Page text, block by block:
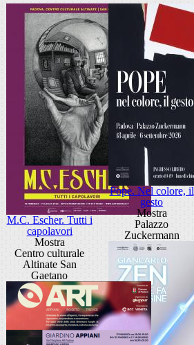
M.C. Escher. Tutti i
capolavori
Mostra
Centro culturale
Altinate San
Gaetano
Pope. Nel colore, il
gesto
Mostra
Palazzo
Zuckermann